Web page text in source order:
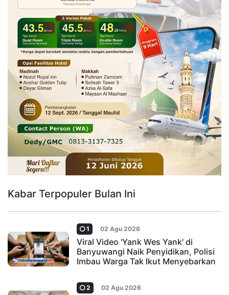
Kabar Terpopuler Bulan Ini
1 02 Agu 2026
Viral Video 'Yank Wes Yank' di
Banyuwangi Naik Penyidikan, Polisi
Imbau Warga Tak Ikut Menyebarkan
2 02 Agu 2026